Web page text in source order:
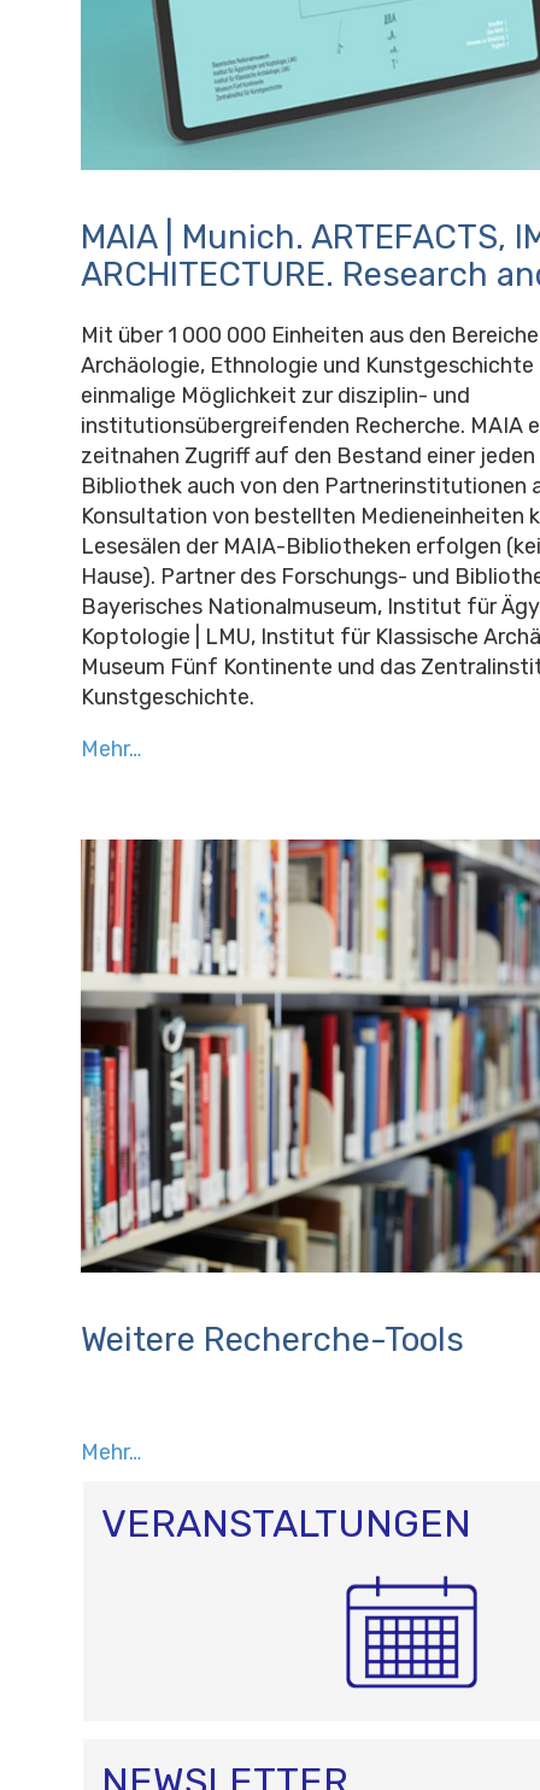
MAIA | Munich. ARTEFACTS,
ARCHITECTURE. Research
Mit über 1 000 000 Einheiten aus den
Archäologie, Ethnologie und
einmalige Möglichkeit zur disziplin- und
institutionsübergreifenden Recherche. MAIA
zeitnahen Zugriff auf den Bestand einer
Bibliothek auch von den Partnerinstitutionen
Konsultation von bestellten Medieneinheiten
Lesesälen der MAIA-Bibliotheken erfolgen
Hause). Partner des Forschungs- und
Bayerisches Nationalmuseum, Institut für
Koptologie | LMU, Institut für Klassische
Museum Fünf Kontinente und das
Kunstgeschichte.
Mehr…
Weitere Recherche-Tools
Mehr…
VERANSTALTUNGEN